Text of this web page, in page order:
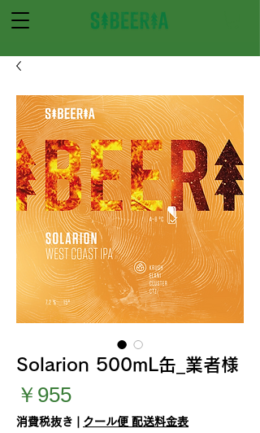
Solarion 500mL缶_業者様
￥955価
格
消費税抜き クール便 配送料金表